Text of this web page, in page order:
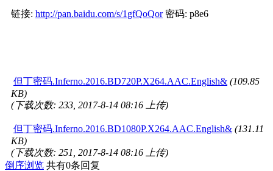
链接: http://pan.baidu.com/s/1gfQoQor密码: p8e6
但丁密码.Inferno.2016.BD720P.X264.AAC.English& (109.85
KB)
(下载次数: 233, 2017-8-14 08:16 上传)
但丁密码.Inferno.2016.BD1080P.X264.AAC.English& (131.11
KB)
(下载次数: 251, 2017-8-14 08:16 上传)
倒序浏览 共有0条回复